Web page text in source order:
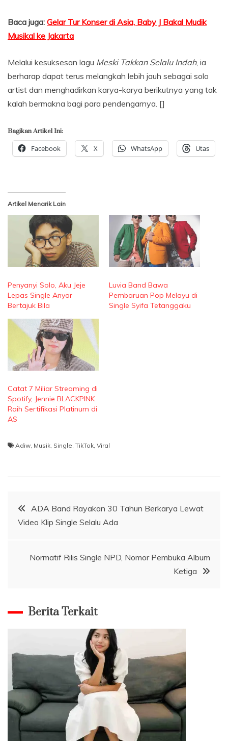
Baca juga: Gelar Tur Konser di Asia, Baby J Bakal Mudik
Musikal ke Jakarta
Melalui kesuksesan lagu Meski Takkan Selalu Indah, ia
berharap dapat terus melangkah lebih jauh sebagai solo
artist dan menghadirkan karya-karya berikutnya yang tak
kalah bermakna bagi para pendengarnya. []
Bagikan Artikel Ini:
Facebook X WhatsApp Utas
Artikel Menarik Lain
Penyanyi Solo, Aku Jeje
Lepas Single Anyar
Bertajuk Bila
Luvia Band Bawa
Pembaruan Pop Melayu di
Single Syifa Tetanggaku
Catat 7 Miliar Streaming di
Spotify, Jennie BLACKPINK
Raih Sertifikasi Platinum di
AS
Adiw, Musik, Single, TikTok, Viral
Navigasi
pos
ADA Band Rayakan 30 Tahun Berkarya Lewat
Video Klip Single Selalu Ada
Normatif Rilis Single NPD, Nomor Pembuka Album
Ketiga
Berita Terkait